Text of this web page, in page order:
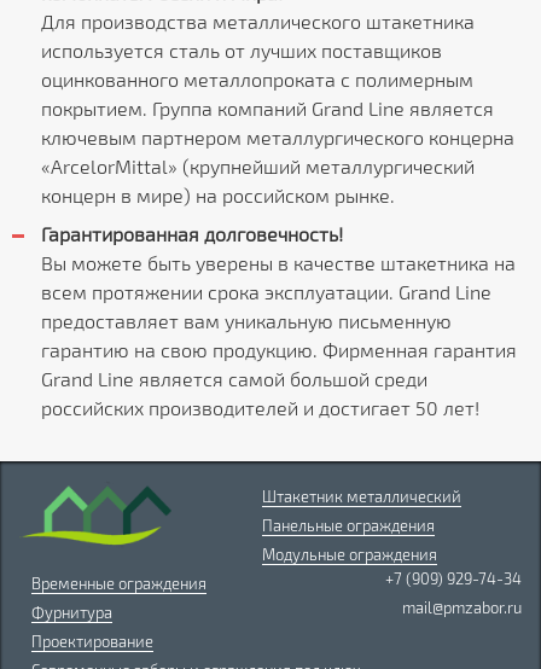
Для производства металлического штакетника
используется сталь от лучших поставщиков
оцинкованного металлопроката с полимерным
покрытием. Группа компаний Grand Line является
ключевым партнером металлургического концерна
«ArcelorMittal» (крупнейший металлургический
концерн в мире) на российском рынке.
Гарантированная долговечность!
Вы можете быть уверены в качестве штакетника на
всем протяжении срока эксплуатации. Grand Line
предоставляет вам уникальную письменную
гарантию на свою продукцию. Фирменная гарантия
Grand Line является самой большой среди
российских производителей и достигает 50 лет!
Штакетник металлический
Панельные ограждения
Модульные ограждения
Временные ограждения
Фурнитура
Проектирование
+7 (909) 929-74-34
mail@pmzabor.ru